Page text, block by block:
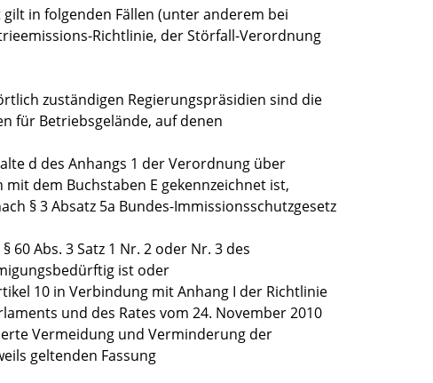
in folgenden Fällen (unter anderem bei
Richtlinie, der Störfall-Verordnung
zuständigen Regierungspräsidien sind die
für Betriebsgelände, auf denen
d des Anhangs 1 der Verordnung über
dem Buchstaben E gekennzeichnet ist,
§ 3 Absatz 5a Bundes-Immissionsschutzgesetz
60 Abs. 3 Satz 1 Nr. 2 oder Nr. 3 des
ist oder
10 in Verbindung mit Anhang I der Richtlinie
und des Rates vom 24. November 2010
Vermeidung und Verminderung der
geltenden Fassung